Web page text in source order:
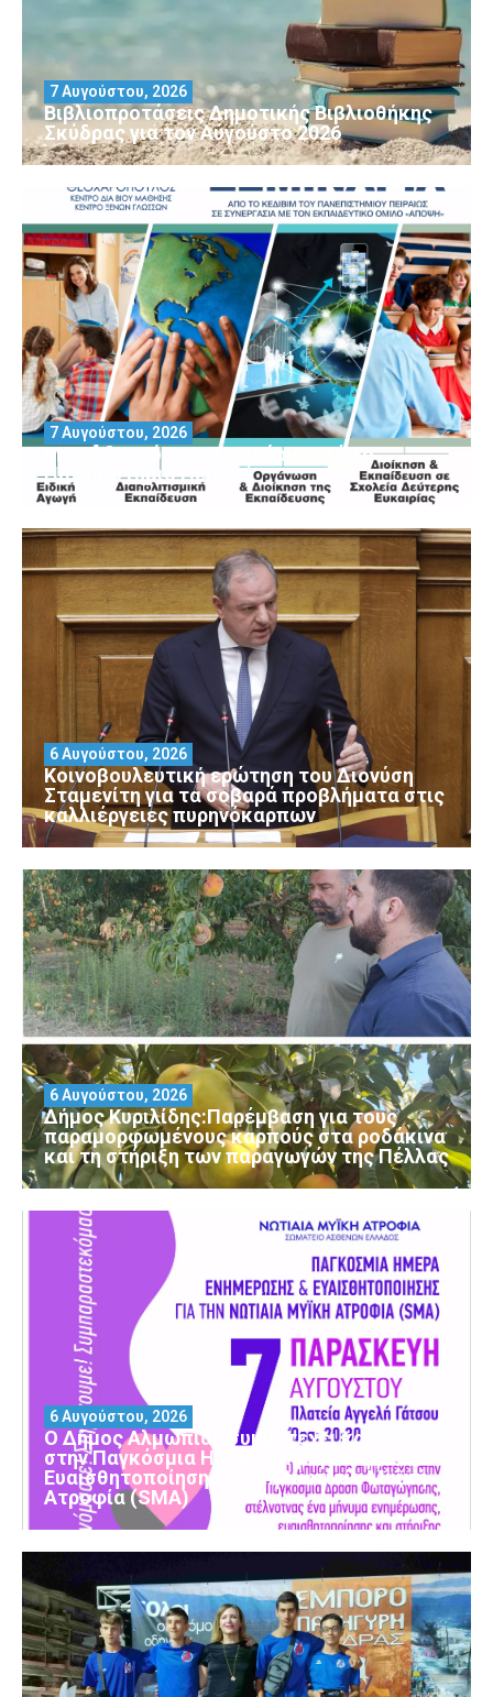
Βιβλιοπροτάσεις Δημοτικής Βιβλιοθήκης
Σκύδρας για τον Αύγούστο 2026
7 Αυγούστου, 2026
Μοριοδοτούμενα Σεμινάρια από το
Πανεπιστήμιο Πειραιά
7 Αυγούστου, 2026
Κοινοβουλευτική ερώτηση του Διονύση
Σταμενίτη για τα σοβαρά προβλήματα στις
καλλιέργειες πυρηνόκαρπων
6 Αυγούστου, 2026
Δήμος Κυριλίδης:Παρέμβαση για τους
παραμορφωμένους καρπούς στα ροδάκινα
και τη στήριξη των παραγωγών της Πέλλας
6 Αυγούστου, 2026
Ο Δήμος Αλμωπίας συμμετέχει και φέτος
στην Παγκόσμια Ημέρα Ενημέρωσης και
Ευαισθητοποίησης για τη Νωτιαία Μυϊκή
Ατροφία (SMA)
6 Αυγούστου, 2026